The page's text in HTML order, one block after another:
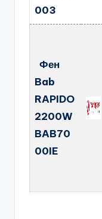
003
Фен
Bab
RAPIDO
2200W
BAB70
00IE